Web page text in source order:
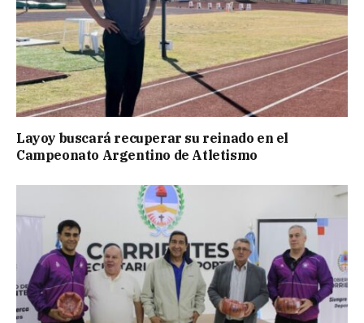
Layoy buscará recuperar su reinado en el
Campeonato Argentino de Atletismo